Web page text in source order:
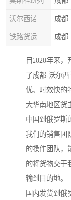
沃尔西诺 成都
铁路货运 成都
自2020年来
了成都-沃尔
优、时效快的
大华南地区货
中国到俄罗斯
我们的销售团
的操作团队，
的将货物交于
输到目的地。
国内发货到俄